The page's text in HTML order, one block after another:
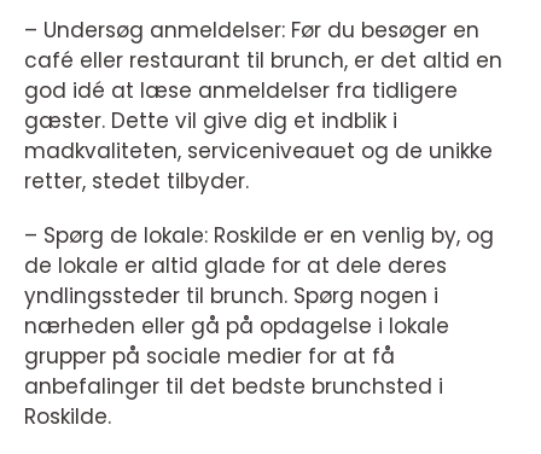
– Undersøg anmeldelser: Før du besøger en
café eller restaurant til brunch, er det altid en
god idé at læse anmeldelser fra tidligere
gæster. Dette vil give dig et indblik i
madkvaliteten, serviceniveauet og de unikke
retter, stedet tilbyder.
– Spørg de lokale: Roskilde er en venlig by, og
de lokale er altid glade for at dele deres
yndlingssteder til brunch. Spørg nogen i
nærheden eller gå på opdagelse i lokale
grupper på sociale medier for at få
anbefalinger til det bedste brunchsted i
Roskilde.